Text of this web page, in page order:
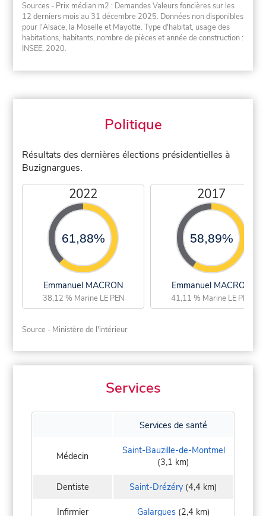
Sources - Prix médian m2 : Demandes Valeurs foncières sur les
12 derniers mois au 31 décembre 2025. Données non disponibles
pour l'Alsace, la Moselle et Mayotte. Type d'habitat, usage des
habitations, habitants, nombre de pièces et année de construction :
INSEE, 2020.
Politique
Résultats des dernières élections présidentielles à
Buzignargues.
2022
61,88%
Emmanuel MACRON
38,12 % Marine LE PEN
2017
58,89%
Emmanuel MACRON
41,11 % Marine LE PEN
Source - Ministère de l'intérieur
Services
Services de santé
Médecin
Saint-Bauzille-de-Montmel
(3,1 km)
Dentiste Saint-Drézéry (4,4 km)
Infirmier Galargues(2,4 km)